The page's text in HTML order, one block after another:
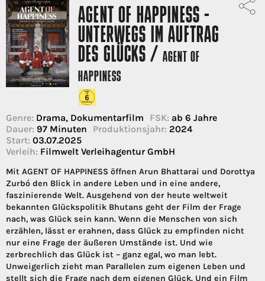
AGENT OF HAPPINESS -
UNTERWEGS IM AUFTRAG
DES GLÜCKS /AGENT OF
HAPPINESS
Genre: Drama, Dokumentarfilm FSK: ab 6 Jahre
Dauer: 97 Minuten Produktionsjahr: 2024
Start: 03.07.2025
Verleih: Filmwelt Verleihagentur GmbH
Mit AGENT OF HAPPINESS öffnen Arun Bhattarai und Dorottya
Zurbó den Blick in andere Leben und in eine andere,
faszinierende Welt. Ausgehend von der heute weltweit
bekannten Glückspolitik Bhutans geht der Film der Frage
nach, was Glück sein kann. Wenn die Menschen von sich
erzählen, lässt er erahnen, dass Glück zu empfinden nicht
nur eine Frage der äußeren Umstände ist. Und wie
zerbrechlich das Glück ist – ganz egal, wo man lebt.
Unweigerlich zieht man Parallelen zum eigenen Leben und
stellt sich die Frage nach dem eigenen Glück. Und ein Film